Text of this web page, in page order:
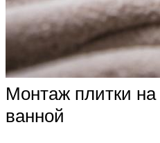
Монтаж плитки
ванной